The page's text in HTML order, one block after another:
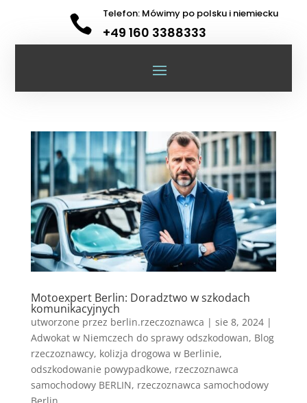
 Telefon: Mówimy po polsku i niemiecku
+49 160 3388333
Motoexpert Berlin: Doradztwo w szkodach
komunikacyjnych
utworzone przez berlin.rzeczoznawca | sie 8, 2024|
Adwokat w Niemczech do sprawy odszkodowan, Blog
rzeczoznawcy, kolizja drogowa w Berlinie,
odszkodowanie powypadkowe, rzeczoznawca
samochodowy BERLIN, rzeczoznawca samochodowy